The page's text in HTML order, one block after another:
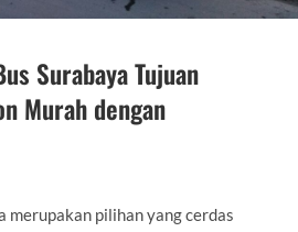
Surabaya Tujuan
Murah dengan
merupakan pilihan yang cerdas